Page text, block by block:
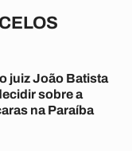
juiz João Batista
sobre a
na Paraíba